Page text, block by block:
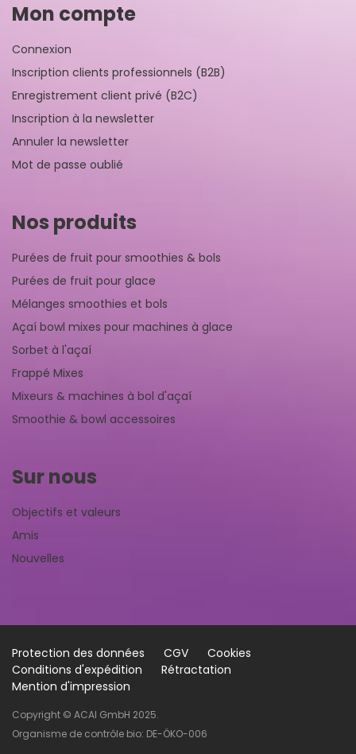
Mon compte
Connexion
Inscription clients professionnels (B2B)
Enregistrement client privé (B2C)
Inscription à la newsletter
Annuler la newsletter
Mot de passe oublié
Nos produits
Purées de fruit pour smoothies & bols
Purées de fruit pour glace
Mélanges smoothies et bols
Açaí bowl mixes pour machines à glace
Sorbet à l'açaí
Frappé Mixes
Mixeurs & machines à bol d'açaí
Smoothie & bowl accessoires
Sur nous
Objectifs et valeurs
Amis
Nouvelles
Protection des données CGV
Cookies
Conditions d'expédition
Rétractation
Mention d'impression
Copyright © ACAI GmbH 2025.
Organisme de contrôle bio: DE-ÖKO-006